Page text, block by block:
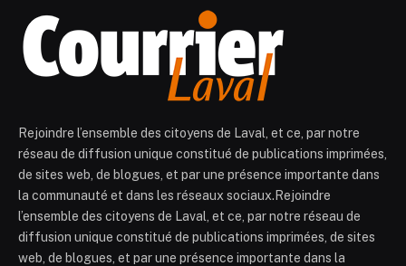
Rejoindre l’ensemble des citoyens de Laval, et ce, par notre
réseau de diffusion unique constitué de publications imprimées,
de sites web, de blogues, et par une présence importante dans
la communauté et dans les réseaux sociaux.Rejoindre
l’ensemble des citoyens de Laval, et ce, par notre réseau de
diffusion unique constitué de publications imprimées, de sites
web, de blogues, et par une présence importante dans la